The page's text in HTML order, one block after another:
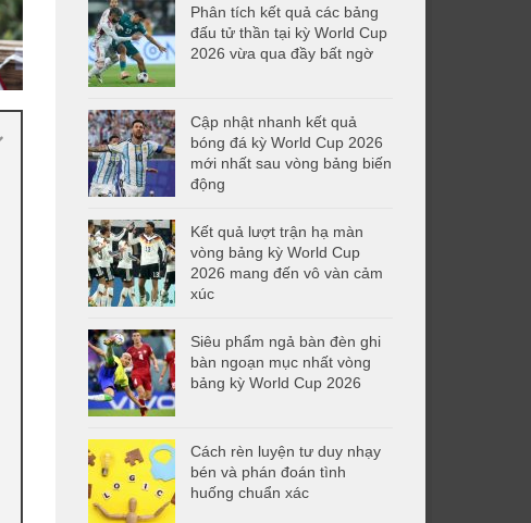
Phân tích kết quả các bảng
đấu tử thần tại kỳ World Cup
2026 vừa qua đầy bất ngờ
Cập nhật nhanh kết quả
bóng đá kỳ World Cup 2026
mới nhất sau vòng bảng biến
động
Kết quả lượt trận hạ màn
vòng bảng kỳ World Cup
2026 mang đến vô vàn cảm
xúc
Siêu phẩm ngả bàn đèn ghi
bàn ngoạn mục nhất vòng
bảng kỳ World Cup 2026
Cách rèn luyện tư duy nhạy
bén và phán đoán tình
huống chuẩn xác